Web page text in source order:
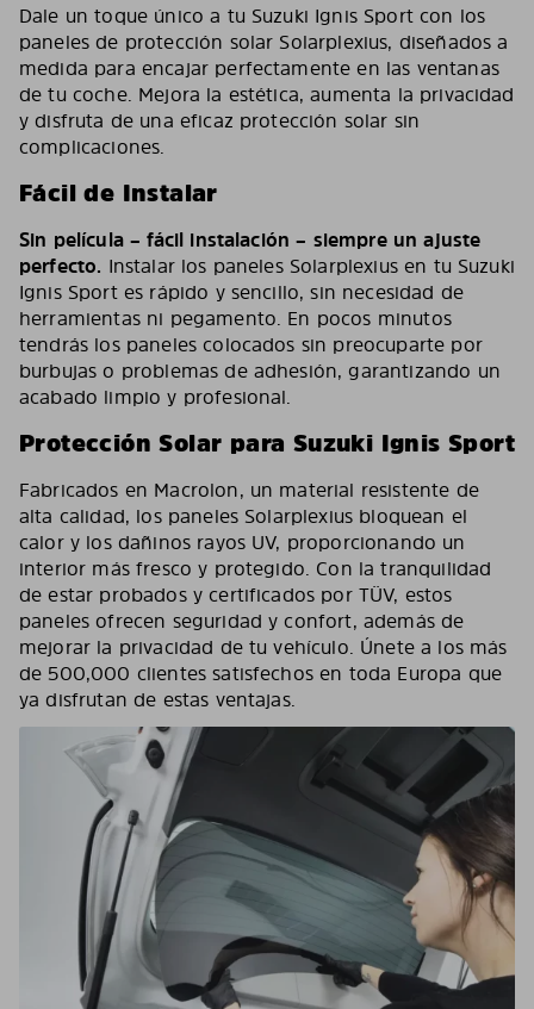
Dale un toque único a tu Suzuki Ignis Sport con los
paneles de protección solar Solarplexius, diseñados a
medida para encajar perfectamente en las ventanas
de tu coche. Mejora la estética, aumenta la privacidad
y disfruta de una eficaz protección solar sin
complicaciones.
Fácil de Instalar
Sin película – fácil instalación – siempre un ajuste
perfecto. Instalar los paneles Solarplexius en tu Suzuki
Ignis Sport es rápido y sencillo, sin necesidad de
herramientas ni pegamento. En pocos minutos
tendrás los paneles colocados sin preocuparte por
burbujas o problemas de adhesión, garantizando un
acabado limpio y profesional.
Protección Solar para Suzuki Ignis Sport
Fabricados en Macrolon, un material resistente de
alta calidad, los paneles Solarplexius bloquean el
calor y los dañinos rayos UV, proporcionando un
interior más fresco y protegido. Con la tranquilidad
de estar probados y certificados por TÜV, estos
paneles ofrecen seguridad y confort, además de
mejorar la privacidad de tu vehículo. Únete a los más
de 500,000 clientes satisfechos en toda Europa que
ya disfrutan de estas ventajas.